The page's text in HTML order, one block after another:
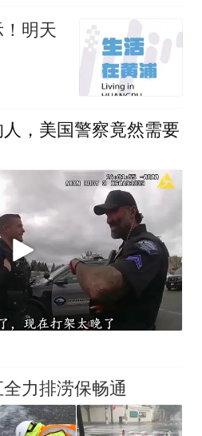
！明天
，美国警察竟然需要
力排涝保畅通